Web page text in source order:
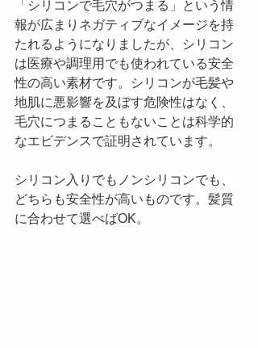
「シリコンで毛穴がつまる」という情
報が広まりネガティブなイメージを持
たれるようになりましたが、シリコン
は医療や調理用でも使われている安全
性の高い素材です。シリコンが毛髪や
地肌に悪影響を及ぼす危険性はなく、
毛穴につまることもないことは科学的
なエビデンスで証明されています。
シリコン入りでもノンシリコンでも、
どちらも安全性が高いものです。髪質
に合わせて選べばOK。